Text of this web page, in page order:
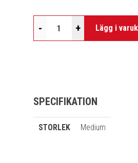
- + Lägg i
SPECIFIKATION
STORLEK Medium